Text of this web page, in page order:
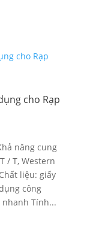
cho Rạp
năng cung
/ T, Western
liệu: giấy
công
Tính...